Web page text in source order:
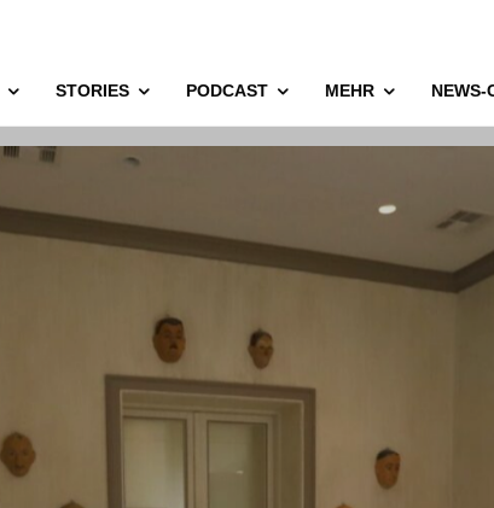
STORIES PODCAST MEHR NEWS-